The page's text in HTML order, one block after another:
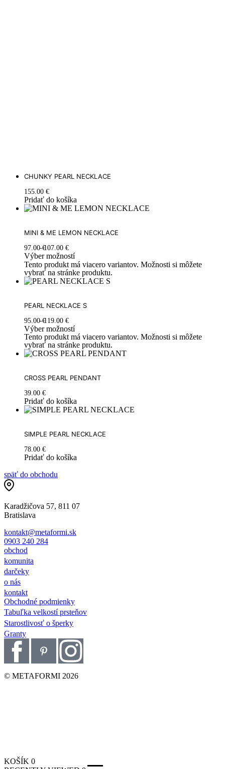
CHUNKY PEARL NECKLACE
155.00 €
Pridať do košíka
MINI & ME LEMON NECKLACE
97.00€107.00 €
Výber možností
Tento produkt má viacero variantov. Možnosti si môžete
vybrať na stránke produktu.
PEARL NECKLACE S
95.00€119.00 €
Výber možností
Tento produkt má viacero variantov. Možnosti si môžete
vybrať na stránke produktu.
CROSS PEARL PENDANT
39.00 €
Pridať do košíka
SIMPLE PEARL NECKLACE
78.00 €
Pridať do košíka
späť do obchodu
Karadžičova 57, 811 07
Bratislava
kontakt@metaformi.sk
0903 240 284
obchod
komunita
darčeky
o nás
kontakt
Obchodné podmienky
Tabuľka velkostí prsteňov
Starostlivosť o šperky
Granty
© METAFORMI 2026
KOŠÍK 0